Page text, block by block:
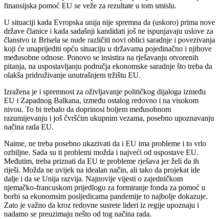
finansijska pomoć EU se veže za rezultate u tom smislu.
U situaciji kada Evropska unija nije spremna da (uskoro) prima nove
države članice i kada sadašnji kandidati još ne ispunjavaju uslove za
članstvo iz Brisela se nude različiti novi oblici saradnje i povezivanja
koji će unaprijediti opću situaciju u državama pojedinačno i njihove
međusobne odnose. Ponovo se insistira na rješavanju otvorenih
pitanja, na uspostavljanju područja ekonomske saradnje što treba da
olakša pridruživanje unutrašnjem tržištu EU.
Izražena je i spremnost za oživljavanje političkog dijaloga između
EU i Zapadnog Balkana, između ostalog redovno i na visokom
nivou. To bi trebalo da doprinosi boljem međusobnom
razumijevanju i još čvršćim ukupnim vezama, posebno upoznavanju
načina rada EU.
Naime, ne treba posebno ukazivati da i EU ima probleme i to vrlo
ozbiljne. Sada su ti problemi možda i najveći od uspostave EU.
Međutim, treba priznati da EU te probleme rješava jer želi da ih
riješi. Možda ne uvijek na idealan način, ali tako da projekat ide
dalje i da se Unija razvija. Najnovije vijesti o zajedničkom
njemačko-francuskom prijedlogu za formiranje fonda za pomoć u
borbi sa ekonomsim posljedicama pandemije to najbolje dokazuje.
Zato je važno da kroz redovne susrete lideri iz regije upoznaju i
nadamo se preuzimaju nešto od tog načina rada.